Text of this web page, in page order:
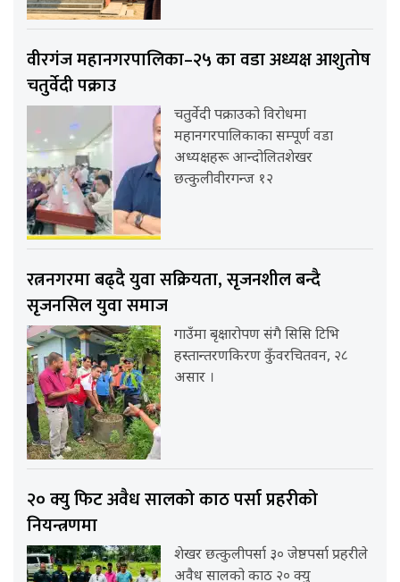
वीरगंज महानगरपालिका–२५ का वडा अध्यक्ष आशुतोष
चतुर्वेदी पक्राउ
चतुर्वेदी पक्राउको विरोधमा
महानगरपालिकाका सम्पूर्ण वडा
अध्यक्षहरू आन्दोलितशेखर
छत्कुलीवीरगन्ज १२
रत्ननगरमा बढ्दै युवा सक्रियता, सृजनशील बन्दै
सृजनसिल युवा समाज
गाउँमा बृक्षारोपण संगै सिसि टिभि
हस्तान्तरणकिरण कुँवरचितवन, २८
असार ।
२० क्यु फिट अवैध सालको काठ पर्सा प्रहरीको
नियन्त्रणमा
शेखर छत्कुलीपर्सा ३० जेष्ठपर्सा प्रहरीले
अवैध सालको काठ २० क्यु